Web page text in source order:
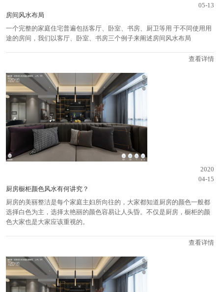
05-13
房间风水布局
一个完整的家庭住宅普遍包括客厅、卧室、书房、厨卫等用 于不同使用用
途的房间，我们以客厅、卧室、书房三个例子来阐述房间风水布局
查看详情
2020
04-15
厨房橱柜颜色风水有何讲究？
厨房的美丽整洁是每个家庭主妇所向往的，大家都知道厨房的颜色一般都
选择白色为主，选择太艳丽的颜色容易让人头昏。不仅是厨房，橱柜的颜
色大家也是大家应该重视的。
查看详情